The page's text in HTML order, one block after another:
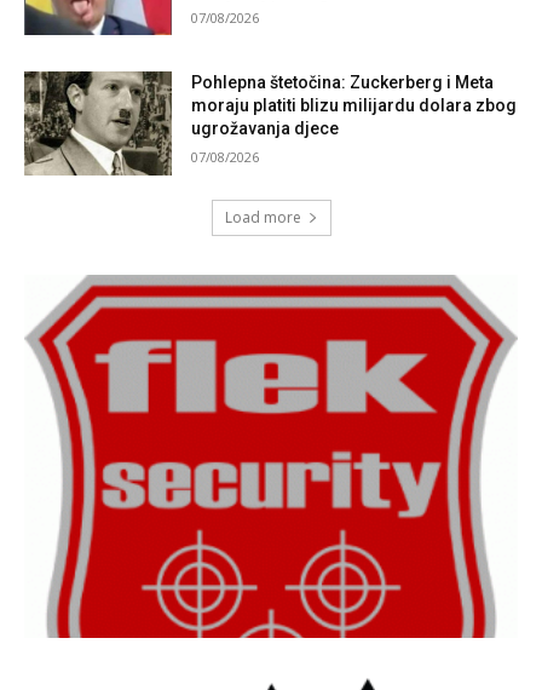
07/08/2026
Pohlepna štetočina: Zuckerberg i Meta
moraju platiti blizu milijardu dolara zbog
ugrožavanja djece
07/08/2026
Load more